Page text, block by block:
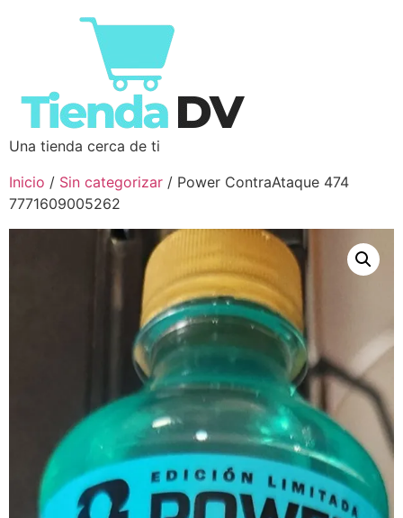
Una tienda cerca de ti
Inicio / Sin categorizar / Power ContraAtaque 474
7771609005262